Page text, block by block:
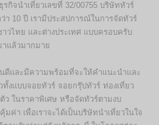
กิจนำเที่ยวเลขที่ 32/00755 บริษัททัวร์
า 10 ปี เรามีประสปการณ์ในการจัดทัวร์
วไทย และต่างประเทศ แบบครอบครับ
แล้วมากมาย
และมีความพร้อมที่จะให้คำแนะนำและ
ทั้งแบบจอยทัวร์ จอยกรุ๊ปทัวร์ ท่องเที่ยว
ในราคาพิเศษ หรือจัดทัวร์ตามงบ
ค่า เพื่อเราจะได้เป็นบริษัทนำเที่ยวในใจ